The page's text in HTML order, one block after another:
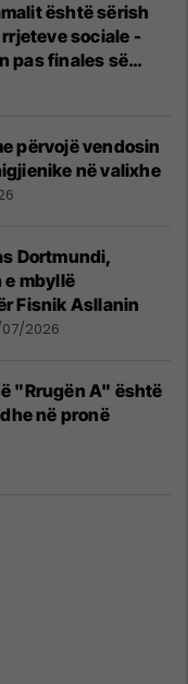
është sërish
sociale -
pas finales së
përvojë vendosin
në valixhe
Dortmundi,
mbyllë
Fisnik Asllanin
07/2026
"Rrugën A" është
në pronë